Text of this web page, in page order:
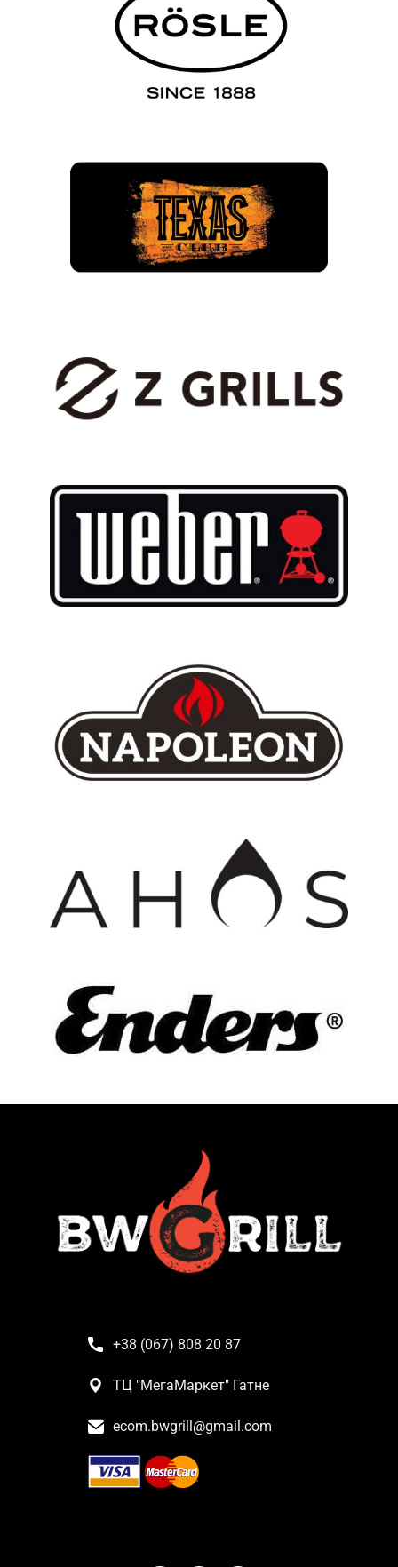
+38 (067) 808 20 87
ТЦ "МегаМаркет" Гатне
ecom.bwgrill@gmail.com